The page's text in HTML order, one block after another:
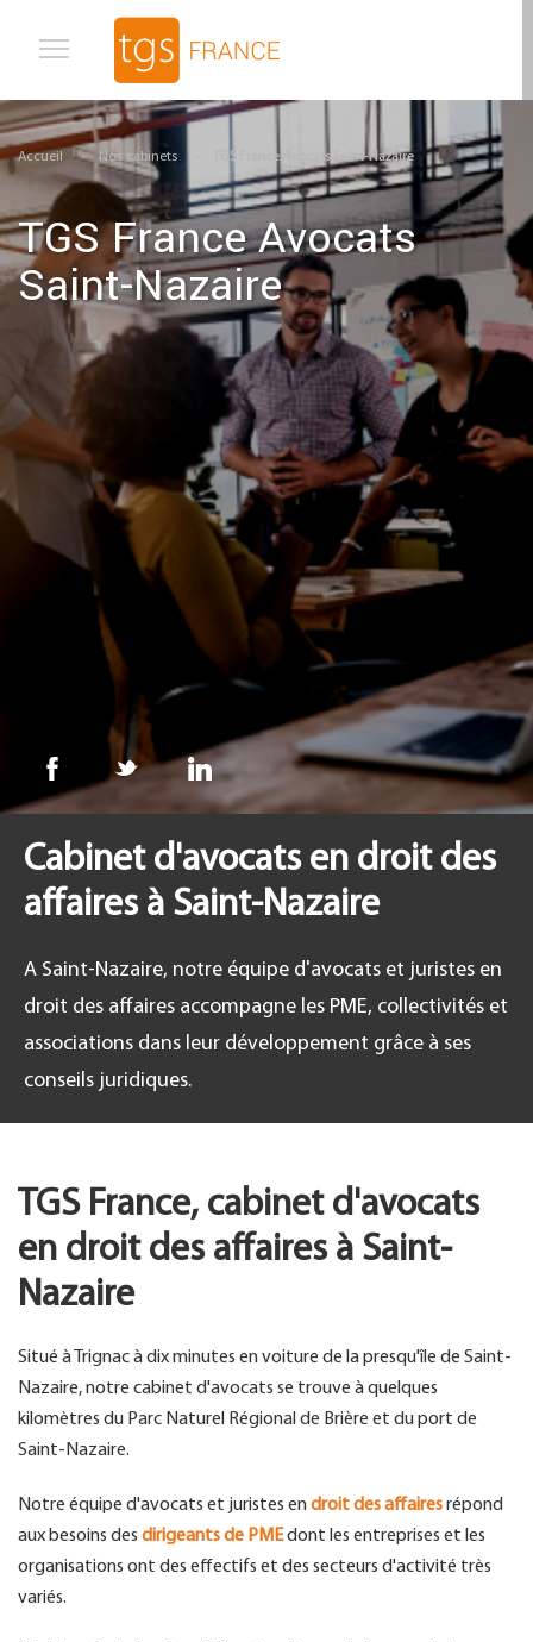
Aller au contenu principal
FR
Accueil Nos cabinets TGS France Avocats Saint-Nazaire
TGS France Avocats
Saint-Nazaire
Cabinet d'avocats en droit des
affaires à Saint-Nazaire
A Saint-Nazaire, notre équipe d'avocats et juristes en
droit des affaires accompagne les PME, collectivités et
associations dans leur développement grâce à ses
conseils juridiques.
TGS France, cabinet d'avocats
en droit des affaires à Saint-
Nazaire
Situé à Trignac à dix minutes en voiture de la presqu'île de Saint-
Nazaire, notre cabinet d'avocats se trouve à quelques
kilomètres du Parc Naturel Régional de Brière et du port de
Saint-Nazaire.
Notre équipe d'avocats et juristes endroit des affairesrépond
aux besoins des dirigeants de PMEdont les entreprises et les
organisations ont des effectifs et des secteurs d'activité très
variés.